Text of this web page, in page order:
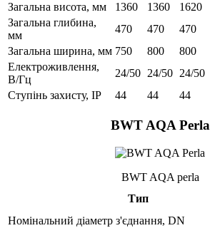
Загальна висота, мм
1360 1360 1620
Загальна глибина,
мм
470 470 470
Загальна ширина, мм 750 800 800
Електроживлення,
В/Гц
24/50 24/50 24/50
Ступінь захисту, IP
44 44 44
BWT AQA Perla
BWT AQA perla
Тип
Номінальний діаметр з'єднання, DN